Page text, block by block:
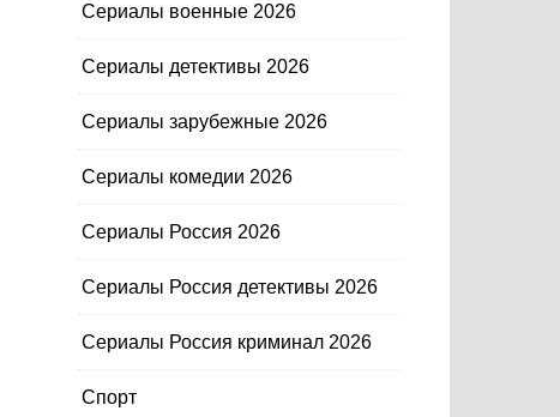
Сериалы военные 2026
Сериалы детективы 2026
Сериалы зарубежные 2026
Сериалы комедии 2026
Сериалы Россия 2026
Сериалы Россия детективы 2026
Сериалы Россия криминал 2026
Спорт